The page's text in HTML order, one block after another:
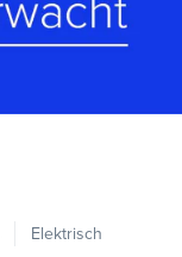
Elektrisch